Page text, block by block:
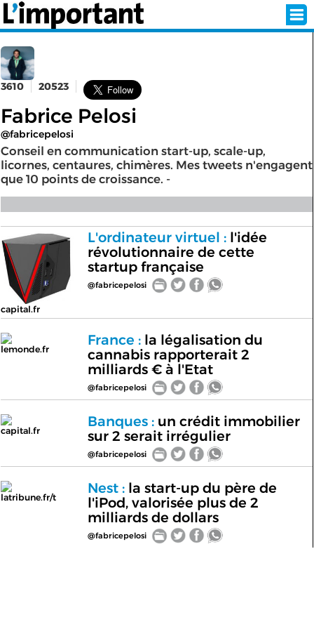
INSCRIPTION
SÉLECTION DE L'ÉTÉ
SUR L'ÉCRAN D'ACCUEIL
SUIVEZ NOUS:
< RETOUR À L'ACCUEIL
3610 20523
Fabrice Pelosi
@fabricepelosi
Conseil en communication start-up, scale-up,
licornes, centaures, chimères. Mes tweets n'engagent
que 10 points de croissance. -
capital.fr
L'ordinateur virtuel :l'idée
révolutionnaire de cette
startup française
@fabricepelosi
lemonde.fr
France :la légalisation du
cannabis rapporterait 2
milliards € à l'Etat
@fabricepelosi
capital.fr
Banques :un crédit immobilier
sur 2 serait irrégulier
@fabricepelosi
latribune.fr/t
Nest :la start-up du père de
l'iPod, valorisée plus de 2
milliards de dollars
@fabricepelosi